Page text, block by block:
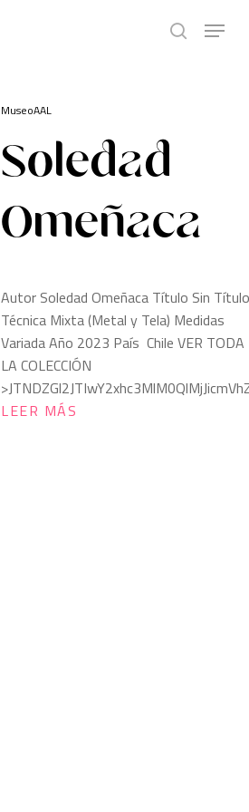
search
Menu
MuseoAAL
Soledad
Omeñaca
Autor Soledad Omeñaca Título Sin Título
Técnica Mixta (Metal y Tela) Medidas
Variada Año 2023 País Chile VER TODA
LA COLECCIÓN
LEER MÁS